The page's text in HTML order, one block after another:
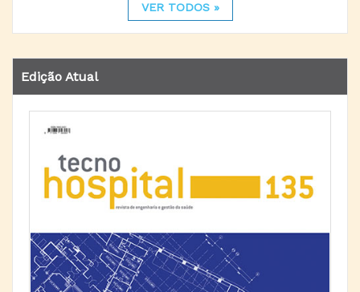
VER TODOS »
Edição Atual